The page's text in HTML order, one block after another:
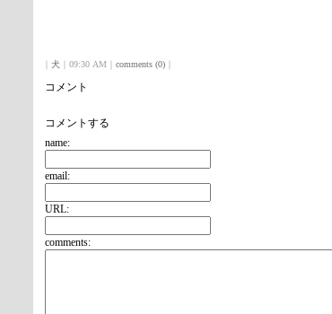
犬 ｜09:30 AM｜ comments (0)
コメント
コメントする
name:
email:
URL:
comments: